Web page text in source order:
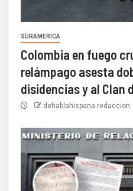
SURAMERICA
Colombia en fuego
relámpago asesta
disidencias y al Clan
dehablahispana redaccion